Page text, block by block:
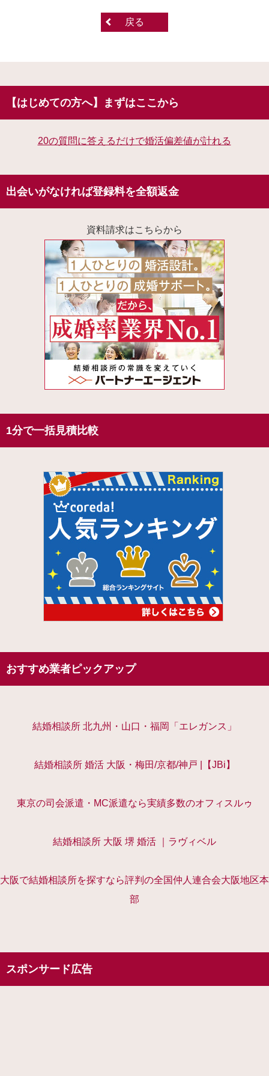
戻る
【はじめての方へ】まずはここから
20の質問に答えるだけで婚活偏差値が計れる
出会いがなければ登録料を全額返金
資料請求はこちらから
1分で一括見積比較
おすすめ業者ピックアップ
結婚相談所 北九州・山口・福岡「エレガンス」
結婚相談所 婚活 大阪・梅田/京都/神戸 |【JBi】
東京の司会派遣・MC派遣なら実績多数のオフィスルゥ
結婚相談所 大阪 堺 婚活 ｜ラヴィベル
大阪で結婚相談所を探すなら評判の全国仲人連合会大阪地区本
部
スポンサード広告